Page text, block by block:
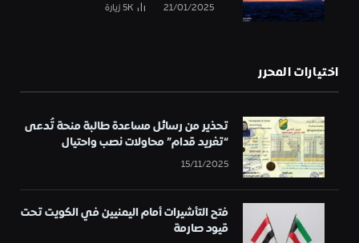
21/01/2025
5Kزيارة
اختيارات المحرر
تحذير من رسائل مساعدة طالبة منحة تُدعى
“تغريد قدام” محاولات نصب واحتيال
15/11/2025
فتح التأشيرات أمام اليمنيين في الكويت تحت
قيود صارمة